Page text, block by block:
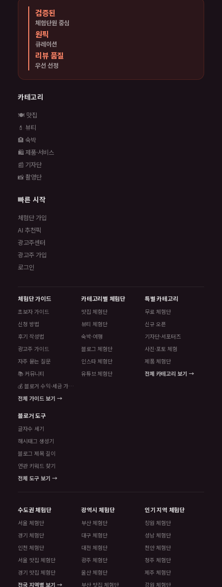
검증된
체험단원 중심
원픽
큐레이션
리뷰 품질
우선 선정
카테고리
🍽️ 맛집
💄 뷰티
🏨 숙박
🛍️ 제품·서비스
📰 기자단
📸 촬영단
빠른 시작
체험단 가입
AI 추천픽
광고주센터
광고주 가입
로그인
체험단 가이드
초보자 가이드
신청 방법
후기 작성법
광고주 가이드
자주 묻는 질문
📚 커뮤니티
💰 블로거 수익·세금 가이드
전체 가이드 보기 →
카테고리별 체험단
맛집 체험단
뷰티 체험단
숙박·여행
블로그 체험단
인스타 체험단
유튜브 체험단
특별 카테고리
무료 체험단
신규 오픈
기자단·서포터즈
사진·포토 체험
제품 체험단
전체 카테고리 보기 →
블로거 도구
글자수 세기
해시태그 생성기
블로그 제목 길이
연관 키워드 찾기
전체 도구 보기 →
수도권 체험단
서울 체험단
경기 체험단
인천 체험단
서울 맛집 체험단
경기 맛집 체험단
전국 지역별 보기 →
광역시 체험단
부산 체험단
대구 체험단
대전 체험단
광주 체험단
울산 체험단
부산 맛집 체험단
인기 지역 체험단
창원 체험단
성남 체험단
천안 체험단
청주 체험단
제주 체험단
강원 체험단